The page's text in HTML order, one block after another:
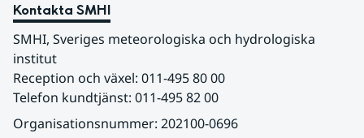
Kontakta SMHI
SMHI, Sveriges meteorologiska och hydrologiska
institut
Reception och växel: 011-495 80 00
Telefon kundtjänst: 011-495 82 00
Organisationsnummer: 202100-0696